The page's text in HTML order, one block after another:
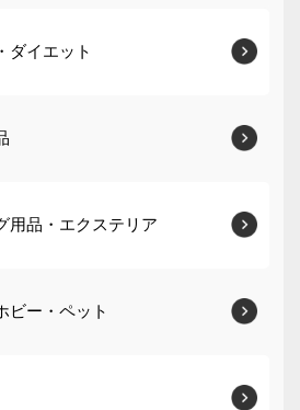
ダイエット
用品・エクステリア
ビー・ペット